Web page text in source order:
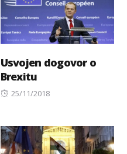
Usvojen dogovor o
Brexitu
Posted
25/11/2018